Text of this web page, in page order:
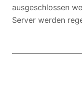
ausgeschlossen
Server werden